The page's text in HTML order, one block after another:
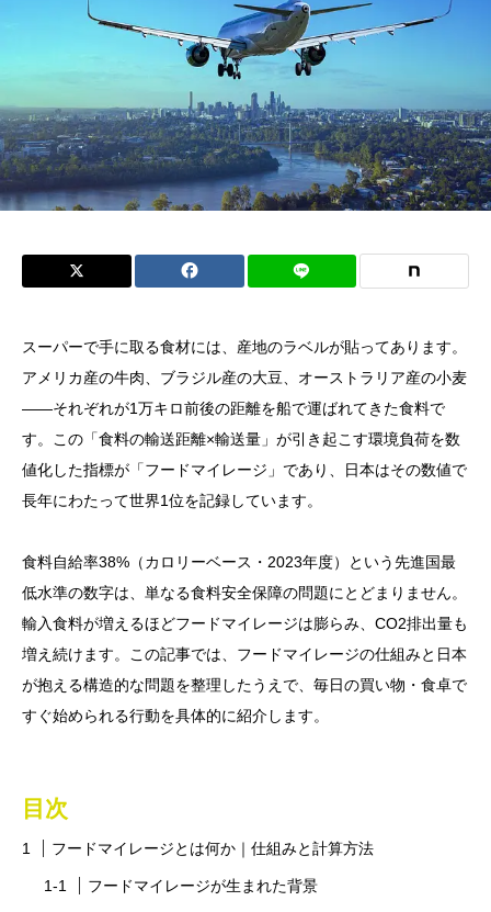
スーパーで手に取る食材には、産地のラベルが貼ってあります。
アメリカ産の牛肉、ブラジル産の大豆、オーストラリア産の小麦
——それぞれが1万キロ前後の距離を船で運ばれてきた食料で
す。この「食料の輸送距離×輸送量」が引き起こす環境負荷を数
値化した指標が「フードマイレージ」であり、日本はその数値で
長年にわたって世界1位を記録しています。
食料自給率38%（カロリーベース・2023年度）という先進国最
低水準の数字は、単なる食料安全保障の問題にとどまりません。
輸入食料が増えるほどフードマイレージは膨らみ、CO2排出量も
増え続けます。この記事では、フードマイレージの仕組みと日本
が抱える構造的な問題を整理したうえで、毎日の買い物・食卓で
すぐ始められる行動を具体的に紹介します。
目次
フードマイレージとは何か｜仕組みと計算方法
フードマイレージが生まれた背景